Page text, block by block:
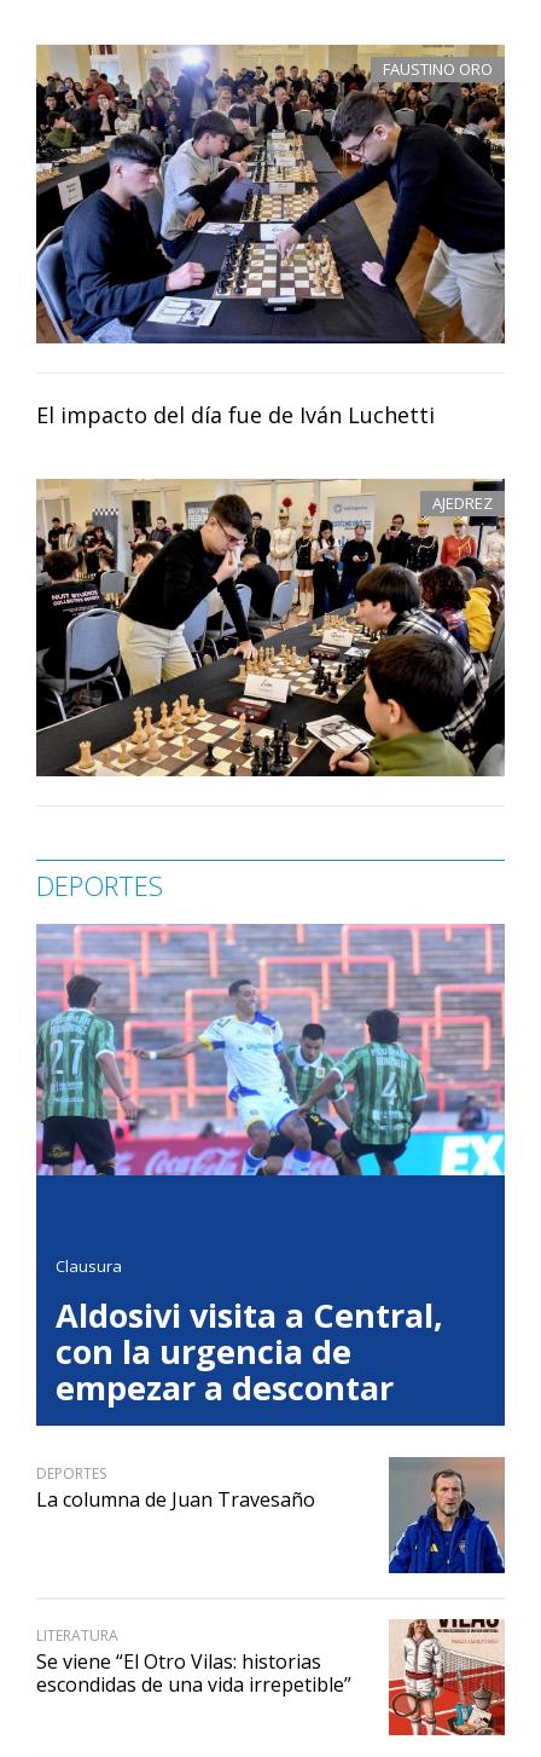
FAUSTINO ORO
El impacto del día fue de Iván Luchetti
AJEDREZ
DEPORTES
Clausura
Aldosivi visita a Central,
con la urgencia de
empezar a descontar
DEPORTES
La columna de Juan Travesaño
LITERATURA
Se viene “El Otro Vilas: historias
escondidas de una vida irrepetible”